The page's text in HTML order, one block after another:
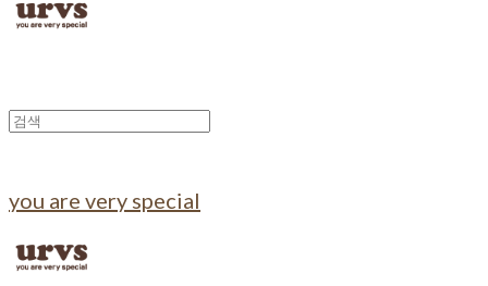
you are very special